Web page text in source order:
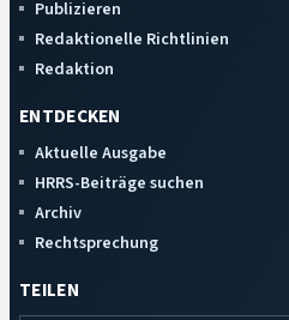
Publizieren
Redaktionelle Richtlinien
Redaktion
ENTDECKEN
Aktuelle Ausgabe
HRRS-Beiträge suchen
Archiv
Rechtsprechung
TEILEN